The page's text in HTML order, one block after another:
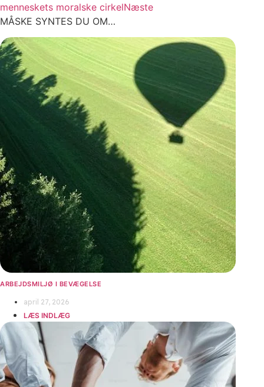
menneskets moralske cirkelNæste
MÅSKE SYNTES DU OM…
ARBEJDSMILJØ I BEVÆGELSE
april 27, 2026
LÆS INDLÆG